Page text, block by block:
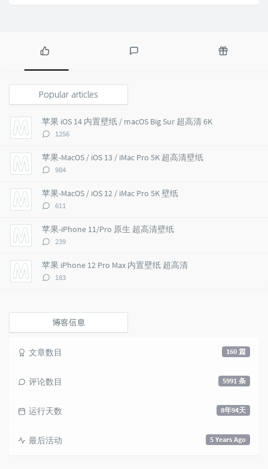
P
p
u
l
a
r
a
r
t
i
c
l
e
s
t
m
n
s
Popular articles
苹果 iOS 14 内置壁纸 / macOS Big Sur 超高清 6K
评
数：
1256
苹果-MacOS / iOS 13 / iMac Pro 5K 超高清壁纸
评
数：
984
苹果-MacOS / iOS 12 / iMac Pro 5K 壁纸
评
数：
611
苹果-iPhone 11/Pro 原生 超高清壁纸
评
数：
239
苹果 iPhone 12 Pro Max 内置壁纸 超高清
评
183
博客信息
160 篇
文章数目
5991 条
评论数目
8年94天
运行天数
5 Years Ago
最后活动